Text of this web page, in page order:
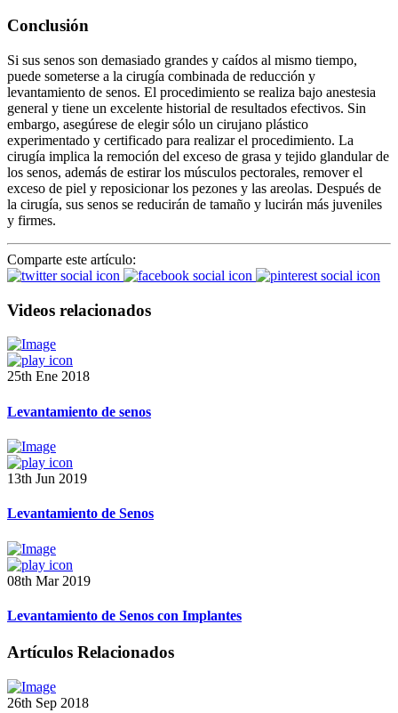
Conclusión
Si sus senos son demasiado grandes y caídos al mismo tiempo,
puede someterse a la cirugía combinada de reducción y
levantamiento de senos. El procedimiento se realiza bajo anestesia
general y tiene un excelente historial de resultados efectivos. Sin
embargo, asegúrese de elegir sólo un cirujano plástico
experimentado y certificado para realizar el procedimiento. La
cirugía implica la remoción del exceso de grasa y tejido glandular de
los senos, además de estirar los músculos pectorales, remover el
exceso de piel y reposicionar los pezones y las areolas. Después de
la cirugía, sus senos se reducirán de tamaño y lucirán más juveniles
y firmes.
Comparte este artículo:
Videos relacionados
25th Ene 2018
Levantamiento de senos
13th Jun 2019
Levantamiento de Senos
08th Mar 2019
Levantamiento de Senos con Implantes
Artículos Relacionados
26th Sep 2018